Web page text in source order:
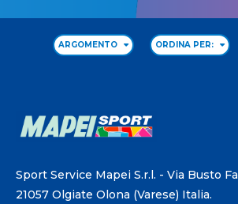
ARGOMENTO ORDINA PER:
Sport Service Mapei S.r.l. - Via Busto
21057 Olgiate Olona (Varese) Italia.